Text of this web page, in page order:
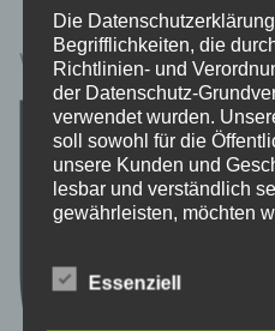
WIR SIND DA … FÜR
Die
Begrifflichkeiten, die
Richtlinien- und
der Datenschutz-
verwendet wurden.
soll sowohl für die
unsere Kunden und
lesbar und verständlich
gewährleisten, möchten
Wir verwenden in dieser
Essenziell